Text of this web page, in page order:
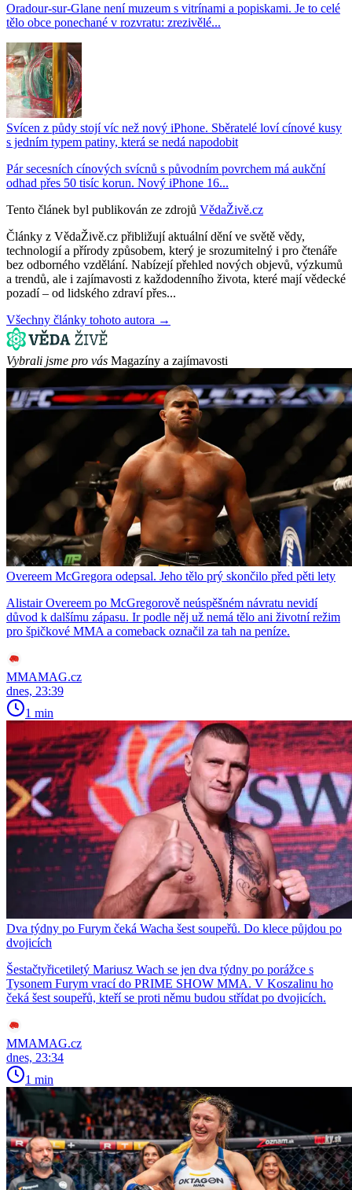
Oradour-sur-Glane není muzeum s vitrínami a popiskami. Je to celé
tělo obce ponechané v rozvratu: zrezivělé...
Svícen z půdy stojí víc než nový iPhone. Sběratelé loví cínové kusy
s jedním typem patiny, která se nedá napodobit
Pár secesních cínových svícnů s původním povrchem má aukční
odhad přes 50 tisíc korun. Nový iPhone 16...
Tento článek byl publikován ze zdrojů VědaŽivě.cz
Články z VědaŽivě.cz přibližují aktuální dění ve světě vědy,
technologií a přírody způsobem, který je srozumitelný i pro čtenáře
bez odborného vzdělání. Nabízejí přehled nových objevů, výzkumů
a trendů, ale i zajímavosti z každodenního života, které mají vědecké
pozadí – od lidského zdraví přes...
Všechny články tohoto autora →
Vybrali jsme pro vás Magazíny a zajímavosti
Overeem McGregora odepsal. Jeho tělo prý skončilo před pěti lety
Alistair Overeem po McGregorově neúspěšném návratu nevidí
důvod k dalšímu zápasu. Ir podle něj už nemá tělo ani životní režim
pro špičkové MMA a comeback označil za tah na peníze.
MMAMAG.cz
dnes, 23:39
1 min
Dva týdny po Furym čeká Wacha šest soupeřů. Do klece půjdou po
dvojicích
Šestačtyřicetiletý Mariusz Wach se jen dva týdny po porážce s
Tysonem Furym vrací do PRIME SHOW MMA. V Koszalinu ho
čeká šest soupeřů, kteří se proti němu budou střídat po dvojicích.
MMAMAG.cz
dnes, 23:34
1 min